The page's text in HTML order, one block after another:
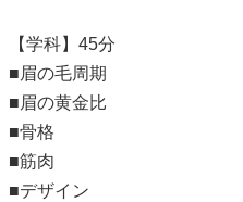
【学科】45分
■眉の毛周期
■眉の黄金比
■骨格
■筋肉
■デザイン